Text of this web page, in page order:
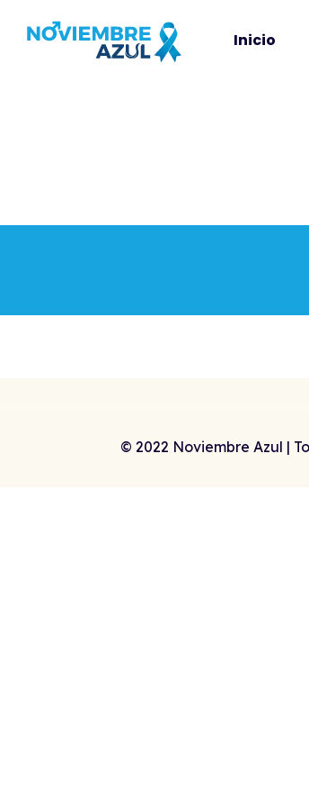
Inicio
© 2022 Noviembre Azul |